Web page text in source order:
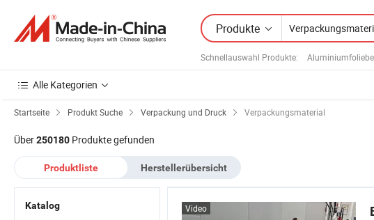
Produkte
Schnellauswahl Produkte:
Alle Kategorien
Startseite Produkt Suche Verpackung und Druck Verpackungsmaterial
Über250180 Produkte gefunden
Produktliste Herstellerübersicht
Video
Katalog